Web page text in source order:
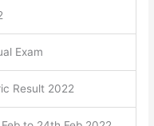
Exam
Result 2022